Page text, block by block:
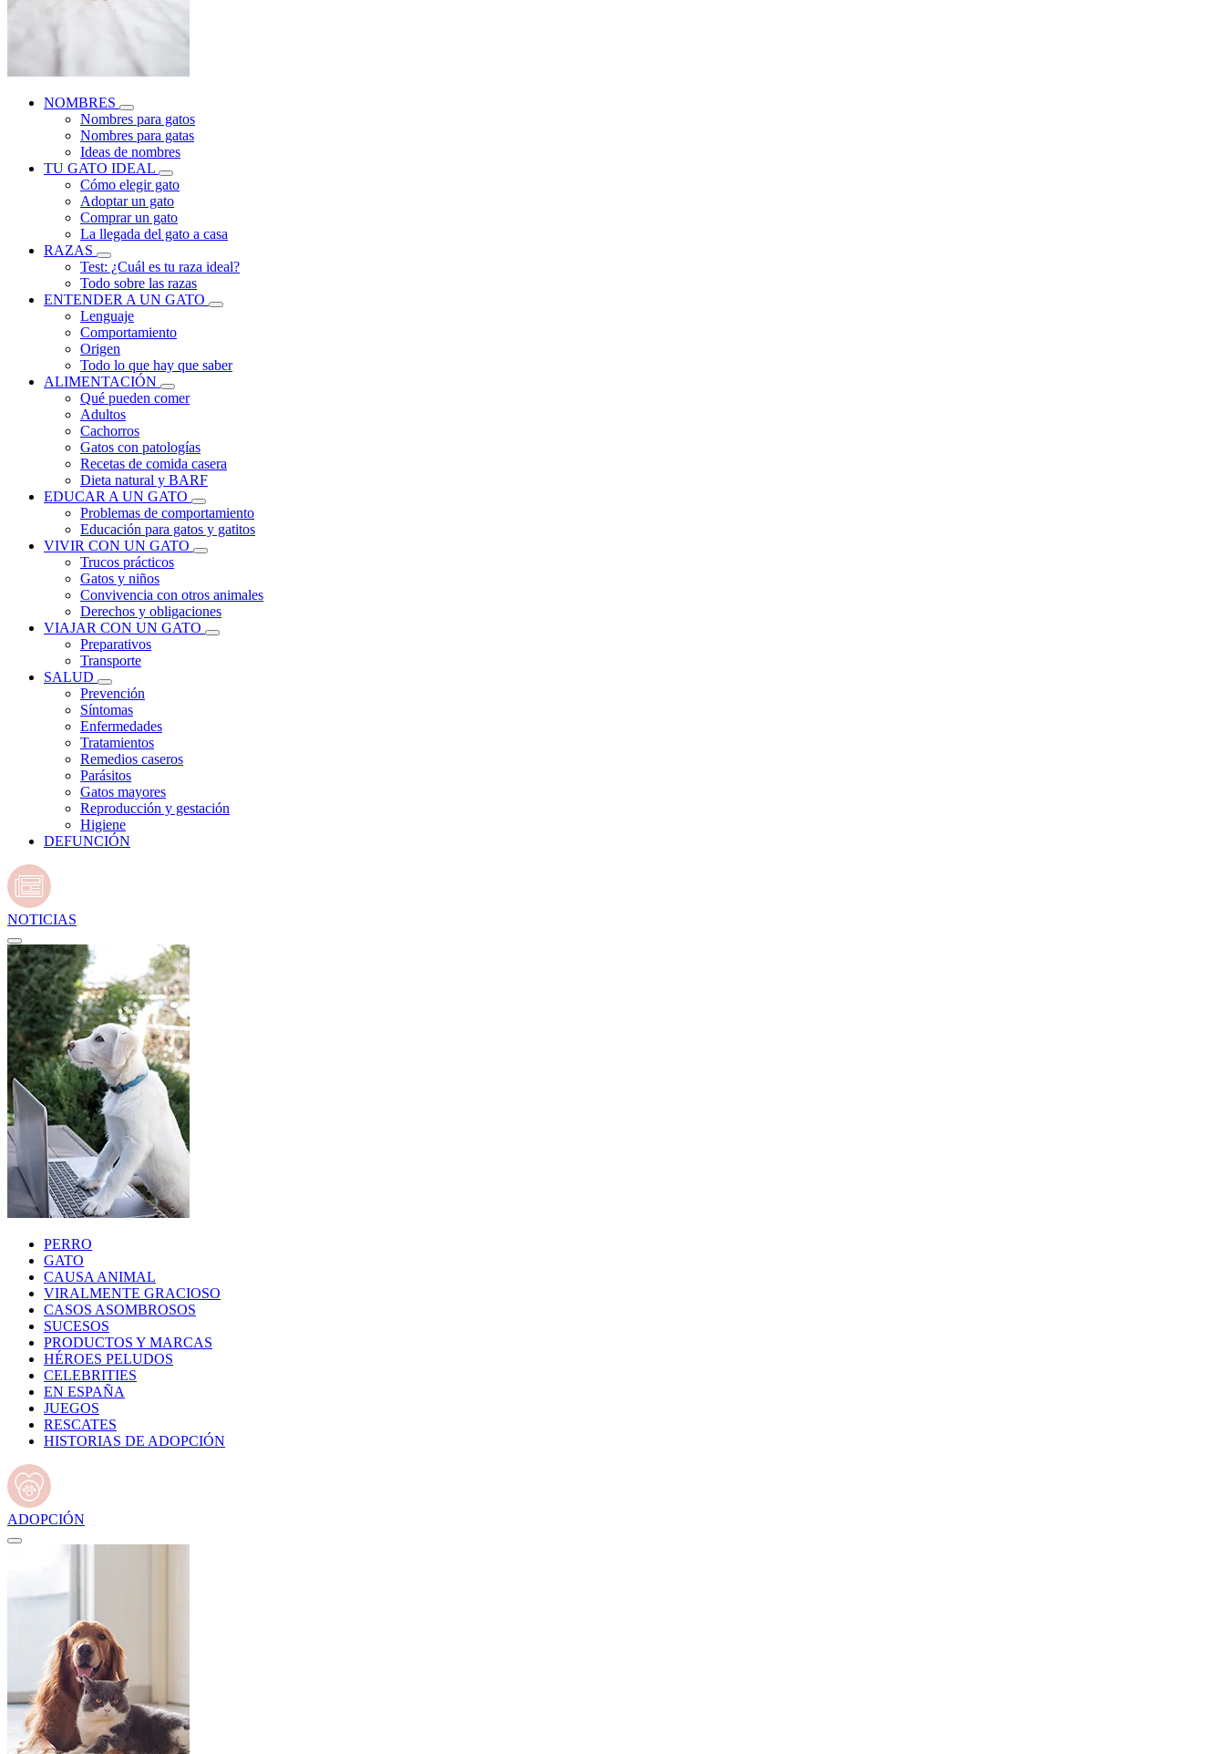
NOMBRES
Nombres para gatos
Nombres para gatas
Ideas de nombres
TU GATO IDEAL
Cómo elegir gato
Adoptar un gato
Comprar un gato
La llegada del gato a casa
RAZAS
Test: ¿Cuál es tu raza ideal?
Todo sobre las razas
ENTENDER A UN GATO
Lenguaje
Comportamiento
Origen
Todo lo que hay que saber
ALIMENTACIÓN
Qué pueden comer
Adultos
Cachorros
Gatos con patologías
Recetas de comida casera
Dieta natural y BARF
EDUCAR A UN GATO
Problemas de comportamiento
Educación para gatos y gatitos
VIVIR CON UN GATO
Trucos prácticos
Gatos y niños
Convivencia con otros animales
Derechos y obligaciones
VIAJAR CON UN GATO
Preparativos
Transporte
SALUD
Prevención
Síntomas
Enfermedades
Tratamientos
Remedios caseros
Parásitos
Gatos mayores
Reproducción y gestación
Higiene
DEFUNCIÓN
NOTICIAS
PERRO
GATO
CAUSA ANIMAL
VIRALMENTE GRACIOSO
CASOS ASOMBROSOS
SUCESOS
PRODUCTOS Y MARCAS
HÉROES PELUDOS
CELEBRITIES
EN ESPAÑA
JUEGOS
RESCATES
HISTORIAS DE ADOPCIÓN
ADOPCIÓN